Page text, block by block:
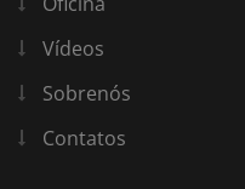
Vídeos
Sobrenós
Contatos